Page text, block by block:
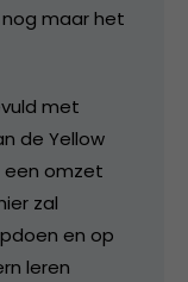
maar het
met
de Yellow
een omzet
zal
en op
leren